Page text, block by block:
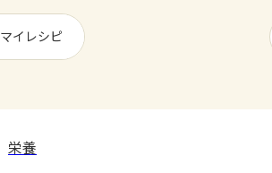
マイレシピ
栄養